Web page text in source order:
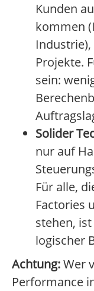
Kunden
kommen
Projekte.
sein:
Solider
nur auf
Für alle,
Factories
stehen,
logischer
Achtung:Wer
Performance